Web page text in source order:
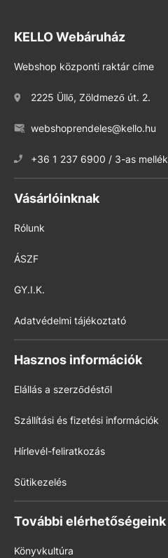
KELLO Webáruház
Webshop központi raktár címe
2225 Üllő, Zöldmező út. 2.
webshoprendeles@kello.hu
+36 1 237 6900 / 3-as mellék
Vásárlóinknak
Rólunk
ÁSZF
GY.I.K.
Adatvédelmi tájékoztató
Hasznos információk
Elállás a szerződéstől
Szállítási és fizetési információk
Hírlevél-feliratkozás
Sütikezelés
További elérhetőségeink
Könyvkultúra